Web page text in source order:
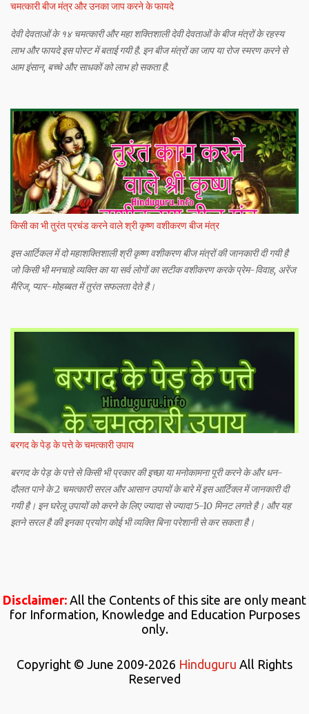
चमत्कारी बीज मंत्र और उनका जाप करने के फायदे
देवी देवताओं के १४ चमत्कारी और महा शक्तिशाली देवी देवताओं के बीज मंत्रों के रहस्य
लाभ और फायदे इस पोस्ट में बताई गयी है. इन बीज मंत्रों का जाप या रोज स्मरण करने से
आम इंसान, बच्चे और साधकों को लाभ हो सकता है.
किसी का भी तुरंत प्रचंड करने वाले श्री कृष्ण वशीकरण बीज मंत्र
इस आर्टिकल में दो महाशक्तिशाली श्री कृष्ण वशीकरण बीज मंत्रों की जानकारी दी गयी है
जो किसी भी मनचाहे व्यक्ति का या सर्व लोगों का सटीक वशीकरण करके प्रेम-विवाह, अरेंज
मैरिज, प्यार-मोहब्बत में तुरंत सफलता देते है।
बरगद के पेड़ के पत्ते के चमत्कारी उपाय
बरगद के पेड़ के पत्ते से किसी भी प्रकार की इच्छा या मनोकामना पूरी करने के और धन-
दौलत पाने के 2 चमत्कारी सरल और आसान उपायों के बारे में इस आर्टिक्ल में जानकारी दी
गयी है। इन घरेलू उपायों को करने के लिए ज्यादा से ज्यादा 5-10 मिनट लगते है। और यह
इतने सरल है की इनका प्रयोग कोई भी व्यक्ति बिना परेशानी से कर सकता है।
Disclaimer: All the Contents of this site are only meant
for Information, Knowledge and Education Purposes
only.
Copyright © June 2009-2026 Hinduguru All Rights
Reserved